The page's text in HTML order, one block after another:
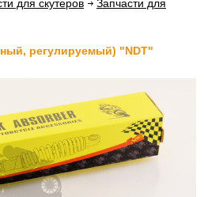
для скутеров
Запчасти для
регулируемый) "NDT"